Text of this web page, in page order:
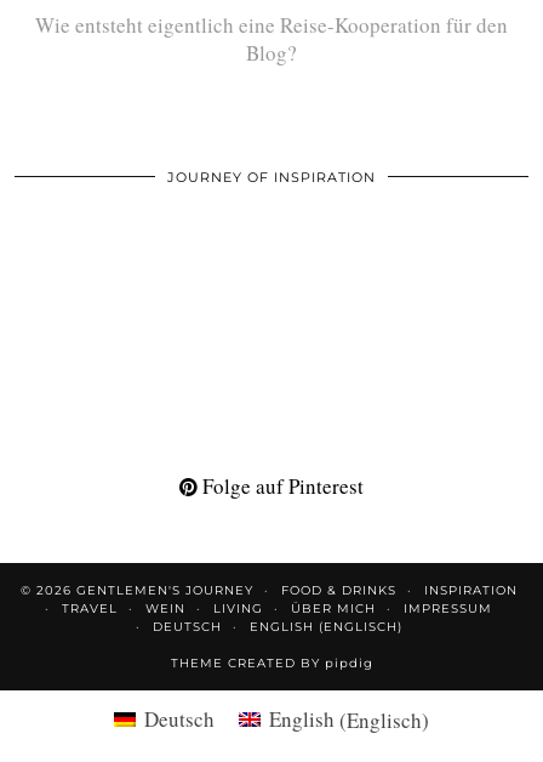
Wie entsteht eigentlich eine Reise-Kooperation für den
Blog?
JOURNEY OF INSPIRATION
Folge auf Pinterest
© 2026 GENTLEMEN'S JOURNEY FOOD & DRINKS
INSPIRATION
TRAVEL
WEIN LIVING ÜBER MICH
IMPRESSUM
DEUTSCH
ENGLISH (ENGLISCH)
THEME CREATED BY pipdig
Deutsch English (Englisch)